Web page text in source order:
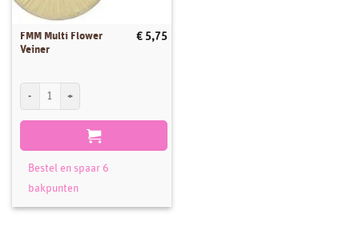
FMM Multi Flower
Veiner
€ 5,75
FMM Multi Flower Veiner aantal
Bestel en spaar 6
bakpunten